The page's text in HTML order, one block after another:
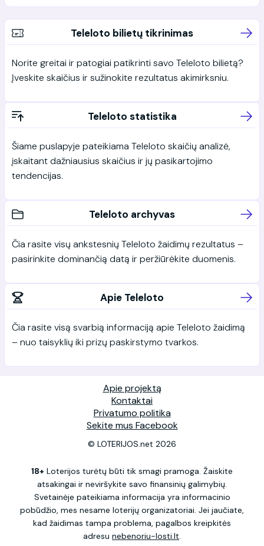
Teleloto bilietų tikrinimas
Norite greitai ir patogiai patikrinti savo Teleloto bilietą?
Įveskite skaičius ir sužinokite rezultatus akimirksniu.
Teleloto statistika
Šiame puslapyje pateikiama Teleloto skaičių analizė,
įskaitant dažniausius skaičius ir jų pasikartojimo
tendencijas.
Teleloto archyvas
Čia rasite visų ankstesnių Teleloto žaidimų rezultatus –
pasirinkite dominančią datą ir peržiūrėkite duomenis.
Apie Teleloto
Čia rasite visą svarbią informaciją apie Teleloto žaidimą
– nuo taisyklių iki prizų paskirstymo tvarkos.
Apie projektą
Kontaktai
Privatumo politika
Sekite mus Facebook
© LOTERIJOS.net 2026
18+ Loterijos turėtų būti tik smagi pramoga. Žaiskite
atsakingai ir neviršykite savo finansinių galimybių.
Svetainėje pateikiama informacija yra informacinio
pobūdžio, mes nesame loterijų organizatoriai. Jei jaučiate,
kad žaidimas tampa problema, pagalbos kreipkitės
adresu nebenoriu-losti.lt.